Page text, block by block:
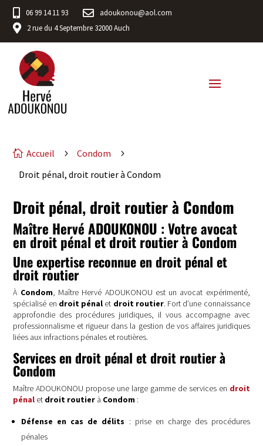
 06 99 14 11 93  adoukonou@aol.com
 2 rue du 4 Septembre 32000 Auch
 Accueil 5 Condom 5
Droit pénal, droit routier à Condom
Droit pénal, droit routier à Condom
Maître Hervé ADOUKONOU : Votre avocat
en droit pénal et droit routier à Condom
Une expertise reconnue en droit pénal et
droit routier
À Condom, Maître Hervé ADOUKONOU est un avocat expérimenté,
spécialisé en droit pénal et droit routier. Fort d’une connaissance
approfondie des procédures juridiques, il vous accompagne avec
professionnalisme et rigueur dans la gestion de vos affaires juridiques
liées aux infractions pénales et routières.
Services en droit pénal et droit routier à
Condom
Maître ADOUKONOU propose une large gamme de services en droit
pénal et droit routier à Condom :
Défense en cas de délits : prise en charge des procédures
pénales